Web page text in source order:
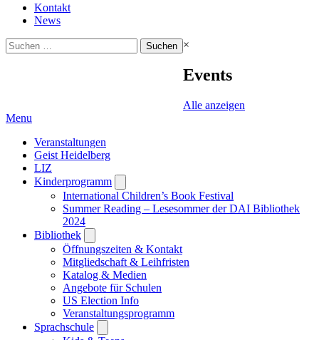
Kontakt
News
Suchen
nach:
×
Events
Alle anzeigen
Menu
Veranstaltungen
Geist Heidelberg
LIZ
Kinderprogramm
submenu
International Children’s Book Festival
Summer Reading – Lesesommer der DAI Bibliothek
2024
Bibliothek
submenu
Öffnungszeiten & Kontakt
Mitgliedschaft & Leihfristen
Katalog & Medien
Angebote für Schulen
US Election Info
Veranstaltungsprogramm
Sprachschule
submenu